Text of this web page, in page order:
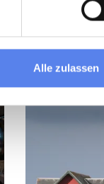
Alle zulassen